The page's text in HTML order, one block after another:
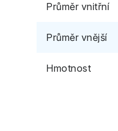
Průměr vnitřní
Průměr vnější
Hmotnost